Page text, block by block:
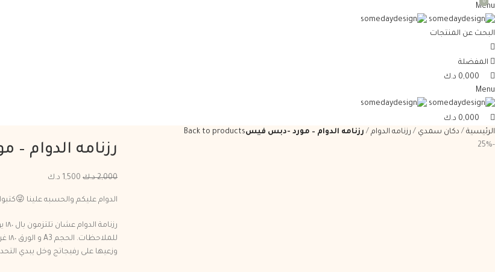
Menu
البحث عن المنتجات
المفضلة
0
0,000 د.ك
Menu
0
0,000 د.ك
الرئيسية
دكان سمدي رزنامه الدوام رزنامه الدوام – مورد -دبس فيسBack to products
-25%
رزنامه الدوام
2,000 د.ك 1,500 د.ك
الدوام عليكم والحسبه علينا
للملاحظات. الحجم A3 و الورق ١٨٠ غرام.
وزعيها على رفيجاتج وخل يبدي
0